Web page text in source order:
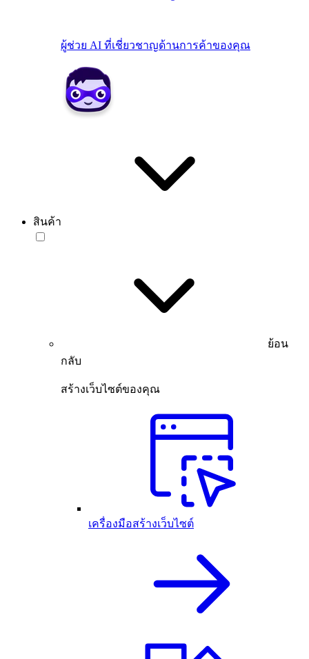
ผู้ช่วย AI ที่เชี่ยวชาญด้านการค้าของคุณ
สินค้า
ย้อน
กลับ
สร้างเว็บไซต์ของคุณ
เครื่องมือสร้างเว็บไซต์